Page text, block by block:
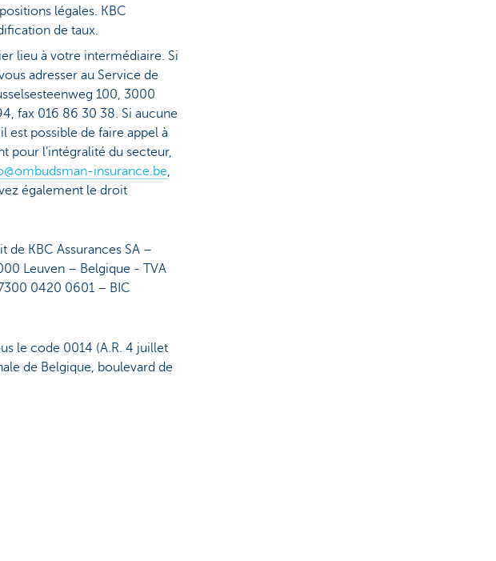
légales. KBC
de taux.
lieu à votre intermédiaire. Si
adresser au Service de
100, 3000
fax 016 86 30 38. Si aucune
est possible de faire appel à
pour l’intégralité du secteur,
insurance.be,
également le droit
de KBC Assurances SA –
Leuven – Belgique - TVA
0420 0601 – BIC
le code 0014 (A.R. 4 juillet
de Belgique, boulevard de